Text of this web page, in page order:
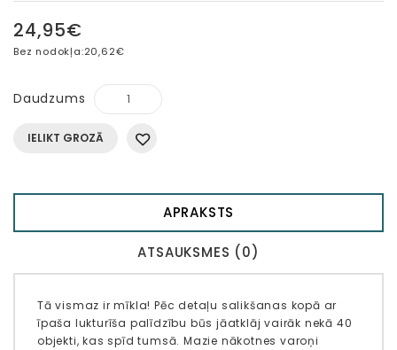
24,95€
Bez nodokļa:20,62€
Daudzums
IELIKT GROZĀ
APRAKSTS
ATSAUKSMES (0)
Tā vismaz ir mīkla! Pēc detaļu salikšanas kopā ar
īpaša lukturīša palīdzību būs jāatklāj vairāk nekā 40
objekti, kas spīd tumsā. Mazie nākotnes varoņi